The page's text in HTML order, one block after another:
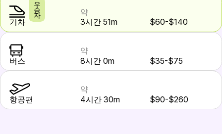
우
승
자
기차
약
3시간 51m
$60-$140
버스
약
8시간 0m
$35-$75
항공편
약
4시간 30m
$90-$260